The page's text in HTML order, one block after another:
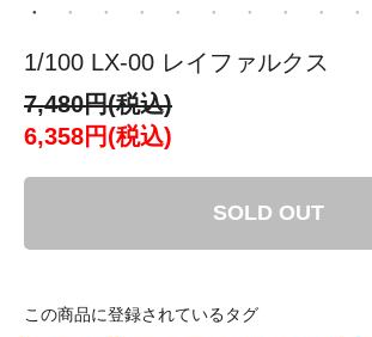
1/100 LX-00 レイファルクス
7,480円(税込)
6,358円(税込)
SOLD OUT
この商品に登録されているタグ